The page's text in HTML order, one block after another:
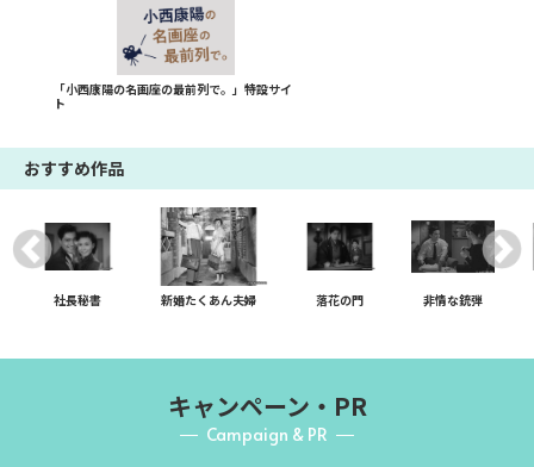
「小西康陽の名画座の最前列で。」特設サイ
ト
おすすめ作品
社長秘書 新婚たくあん夫婦 落花の門 非情な銃弾
キャンペーン・PR
Campaign & PR